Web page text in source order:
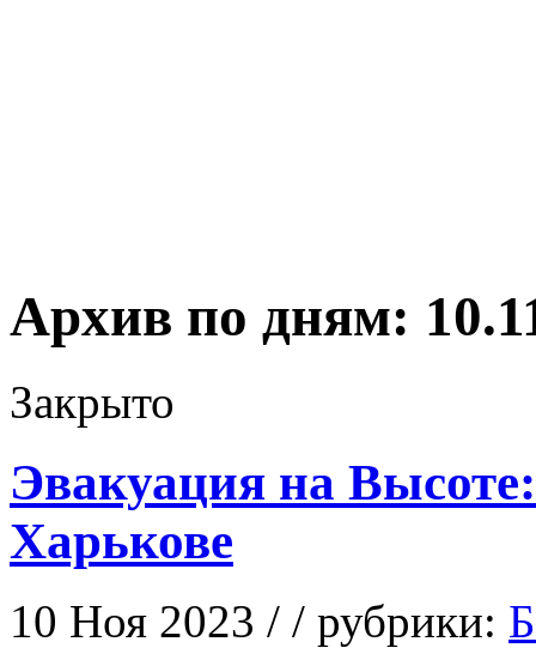
Архив по дням:
Закрыто
Эвакуация на
Харькове
10 Ноя 2023 / / рубрики: